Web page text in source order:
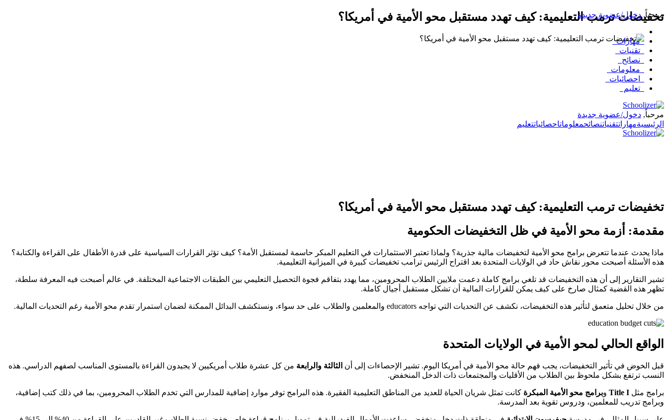
مرحباً,دخول/عضوية جديدة
مهارات
تقنيات
نصائح
معلومات
احصائيات
تعليم
مرحباً, دخول/عضوية جديدة
الرئيسيةمهاراتتقنياتنصائحمعلوماتاحصائياتتعليم
تخفيضات ترمب التعليمية: كيف تهدد مستقبل محو الأمية في أمريكا؟
تخفيضات ترمب التعليمية: كيف تهدد مستقبل محو الأمية في أمريكا؟
مقدمة: أزمة محو الأمية في ظل التخفيضات الحكومية
ماذا يحدث عندما تتعرض برامج محو الأمية لتخفيضات مالية جذرية؟ ولماذا تعتبر الاستثمارات في التعليم المبكر حاسمة لمستقبل الأمة؟ كيف تؤثر القرارات السياسية على قدرة الأطفال على القراءة والكتابة؟
هذه الأسئلة أصبحت محور نقاش حاد في الولايات المتحدة بعد اقتراح الرئيس ترامب تخفيضات كبيرة في الميزانية التعليمية.
تشير التقارير إلى أن هذه التخفيضات قد تلغي برامج كاملة دعمت ملايين الطلاب المحرومين، مما يهدد بتفاقم فجوة التحصيل التعليمي بين الطبقات الاجتماعية المختلفة. في عالم أصبحت فيه المعرفة سلطة،
تظهر هذه القضية كمثال صارخ على كيف يمكن للقرارات المالية أن تشكل مستقبل أجيال كاملة.
من خلال تحليل متعمق لتأثير هذه التخفيضات، نكشف عن التحديات التي تواجه educators والمعلمين والطلاب على حد سواء، ونستكشف البدائل الممكنة لضمان استمرار تقدم محو الأمية رغم التحديات المالية.
الواقع الحالي لمحو الأمية في الولايات المتحدة
قبل الخوض في تأثير التخفيضات، يجب فهم حالة محو الأمية في أمريكا اليوم. تشير الإحصاءات إلى أن الثالثة والرابعة من كل عشرة طلاب أمريكيين لا يجيدون القراءة بالمستوى المناسب لصفهم الدراسي. هذه
النسب ترتفع بشكل ملحوظ بين الطلاب من الأقليات والمجتمعات ذات الدخل المنخفض.
برامج مثل Title I وبرامج محو الأمية المبكرة كانت تمثل شريان الحياة للعديد من المناطق التعليمية الفقيرة. هذه البرامج توفر موارد إضافية للمدارس التي تخدم الطلاب المحرومين، بما في ذلك كتب إضافية،
وبرامج تدريب للمعلمين، ودروس تقوية بعد المدرسة.